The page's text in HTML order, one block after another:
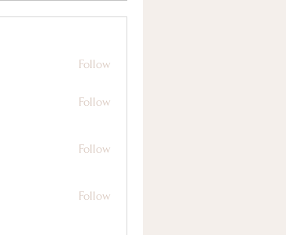
Follow
Follow
Follow
Follow